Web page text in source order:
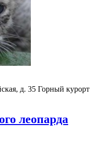
д. 35 Горный курорт
леопарда